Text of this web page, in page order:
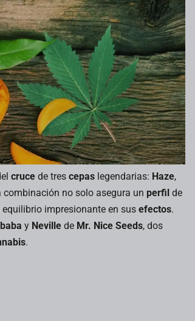
cruce de tres cepas legendarias: Haze,
combinación no solo asegura un perfil de
impresionante en sus efectos.
y Neville de Mr. Nice Seeds, dos
.
30
May